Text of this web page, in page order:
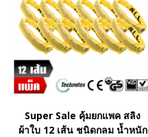
Super Sale คุ้มยกแพค สลิง
ผ้าใบ 12 เส้น ชนิดกลม น้ำหนัก